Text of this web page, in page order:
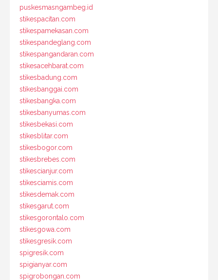
puskesmasngambeg.id
stikespacitan.com
stikespamekasan.com
stikespandeglang.com
stikespangandaran.com
stikesacehbarat.com
stikesbadung.com
stikesbanggai.com
stikesbangka.com
stikesbanyumas.com
stikesbekasi.com
stikesblitar.com
stikesbogor.com
stikesbrebes.com
stikescianjur.com
stikesciamis.com
stikesdemak.com
stikesgarut.com
stikesgorontalo.com
stikesgowa.com
stikesgresik.com
spigresik.com
spigianyar.com
spigrobongan.com